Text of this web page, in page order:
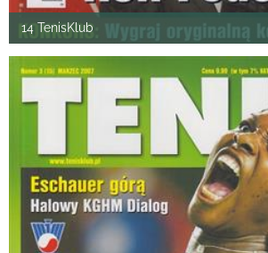
14 TenisKlub